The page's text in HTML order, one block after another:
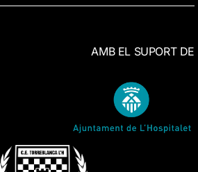
AMB EL SUPORT DE